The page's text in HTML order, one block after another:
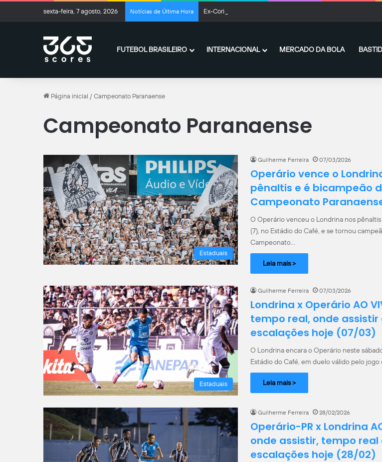
sexta-feira, 7 agosto, 2026 Notícias de Última Hora Ex-Corinthians, Matheus Davó vive grande fase em Israel e
FUTEBOL BRASILEIRO INTERNACIONAL MERCADO DA BOLA
Página inicial / Campeonato Paranaense
Campeonato Paranaense
Estaduais
Guilherme Ferreira 07/03/2026
Operário vence o
pênaltis e é bicampeão
Campeonato
O Operário venceu o Londrina nos
(7), no Estádio do Café, e se tornou
Campeonato…
Leia mais >
Estaduais
Guilherme Ferreira 07/03/2026
Londrina x Operário AO
tempo real, onde assistir
escalações hoje (07/03)
O Londrina encara o Operário neste
Estádio do Café, em duelo válido pelo jogo
Leia mais >
Guilherme Ferreira 28/02/2026
Operário-PR x Londrina
onde assistir, tempo real
escalações hoje (28/02)